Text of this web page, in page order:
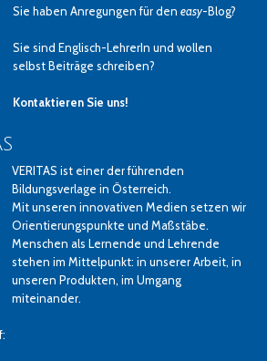
Sie haben Anregungen für deneasy-Blog?
Sie sind Englisch-LehrerIn und wollen
selbst Beiträge schreiben?
Kontaktieren Sie uns!
VERITAS ist einer der führenden
Bildungsverlage in Österreich.
Mit unseren innovativen Medien setzen wir
Orientierungspunkte und Maßstäbe.
Menschen als Lernende und Lehrende
stehen im Mittelpunkt: in unserer Arbeit, in
unseren Produkten, im Umgang
miteinander.